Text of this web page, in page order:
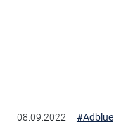
08.09.2022 #Adblue